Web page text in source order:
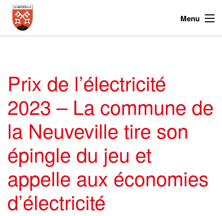
Menu
Prix de l’électricité
2023 – La commune de
la Neuveville tire son
épingle du jeu et
appelle aux économies
d’électricité